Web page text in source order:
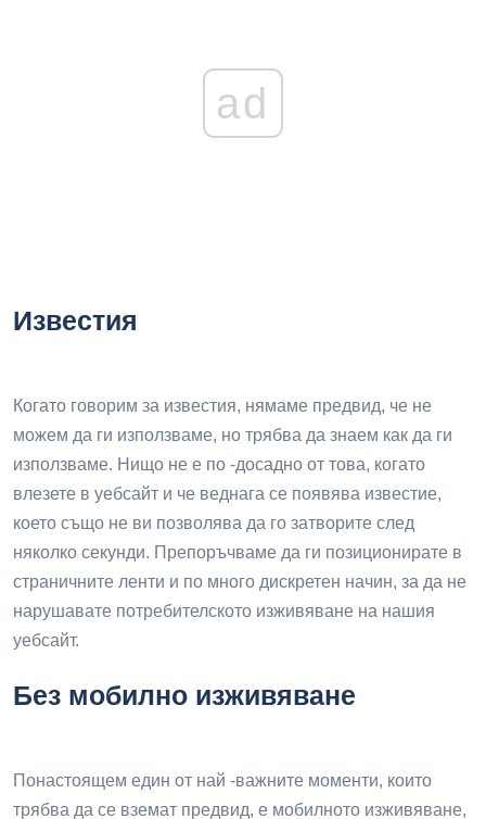
ad
Известия
Когато говорим за известия, нямаме предвид, че не
можем да ги използваме, но трябва да знаем как да ги
използваме. Нищо не е по -досадно от това, когато
влезете в уебсайт и че веднага се появява известие,
което също не ви позволява да го затворите след
няколко секунди. Препоръчваме да ги позиционирате в
страничните ленти и по много дискретен начин, за да не
нарушавате потребителското изживяване на нашия
уебсайт.
Без мобилно изживяване
Понастоящем един от най -важните моменти, които
трябва да се вземат предвид, е мобилното изживяване,